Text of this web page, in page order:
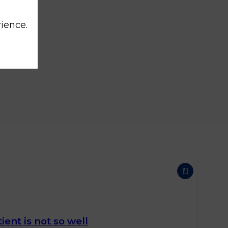
is not so well